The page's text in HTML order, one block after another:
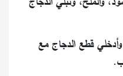
قطع الدجاج مع